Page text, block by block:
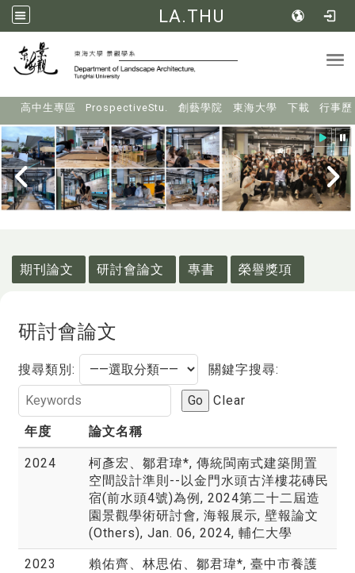
LA.THU
高中生專區 ProspectiveStu. 創藝學院 東海大學 下載 行事歷
期刊論文
研討會論文 專書 榮譽獎項
研討會論文
搜尋類別: 關鍵字搜尋:
Go Clear
年度 論文名稱
2024
柯彥宏、鄒君瑋*, 傳統閩南式建築閒置
空間設計準則--以金門水頭古洋樓花磚民
宿(前水頭4號)為例, 2024第二十二屆造
園景觀學術研討會, 海報展示, 壁報論文
(Others), Jan. 06, 2024, 輔仁大學
2023
賴佑齊、林思佑、鄒君瑋*, 臺中市養護